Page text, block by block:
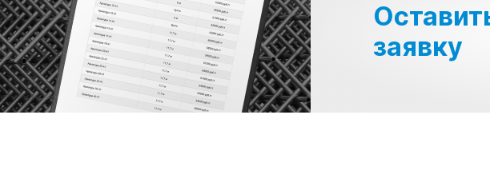
заявку